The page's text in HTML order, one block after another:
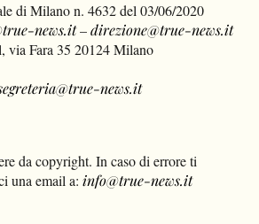
di Milano n. 4632 del 03/06/2020
news.it–direzione@true-news.it
via Fara 35 20124 Milano
news.it
da copyright. In caso di errore ti
una email a: info@true-news.it